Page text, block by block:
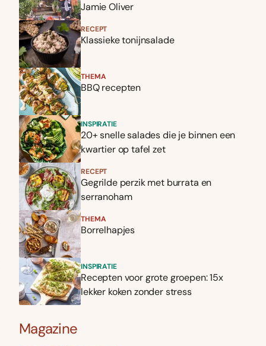
Jamie Oliver
RECEPT
Klassieke tonijnsalade
THEMA
BBQ recepten
INSPIRATIE
20+ snelle salades die je binnen een
kwartier op tafel zet
RECEPT
Gegrilde perzik met burrata en
serranoham
THEMA
Borrelhapjes
INSPIRATIE
Recepten voor grote groepen: 15x
lekker koken zonder stress
Magazine